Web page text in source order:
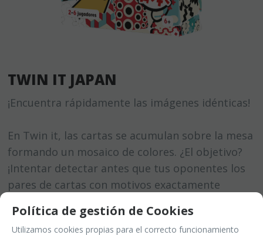
TWIN IT JAPAN
¡Encuentra rápidamente las imágenes idénticas!
En Twin it, las cartas se acumulan sobre la mesa
formando un mosaico de colores. ¿El objetivo?
¡Intentar detectar antes que tus oponentes los
pares de cartas con motivos exactamente
dos veces, algunos tres veces y hay algunas
Política de gestión de Cookies
Utilizamos cookies propias para el correcto funcionamiento